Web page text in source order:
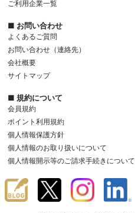
ご利用企業一覧
■ お問い合わせ
よくあるご質問
お問い合わせ（連絡先）
会社概要
サイトマップ
■ 規約について
会員規約
ポイント利用規約
個人情報保護方針
個人情報のお取り扱いについて
個人情報開示等のご請求手続きについて